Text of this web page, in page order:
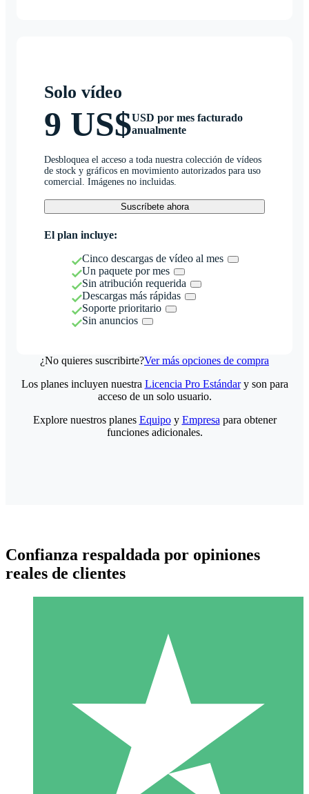
Solo vídeo
9 US$USD por mes facturado
anualmente
Desbloquea el acceso a toda nuestra colección de vídeos
de stock y gráficos en movimiento autorizados para uso
comercial. Imágenes no incluidas.
Suscríbete ahora
El plan incluye:
Cinco descargas de vídeo al mes
Un paquete por mes
Sin atribución requerida
Descargas más rápidas
Soporte prioritario
Sin anuncios
¿No quieres suscribirte?Ver más opciones de compra
Paquetes de Créditos Individuales
Paga según el uso con créditos de descarga. Sin compromiso
10 00
Los planes incluyen nuestra Licencia Pro Estándary son para
acceso de un solo usuario.
Explore nuestros planes Equipoy Empresa para obtener
funciones adicionales.
Confianza respaldada por opiniones
reales de clientes